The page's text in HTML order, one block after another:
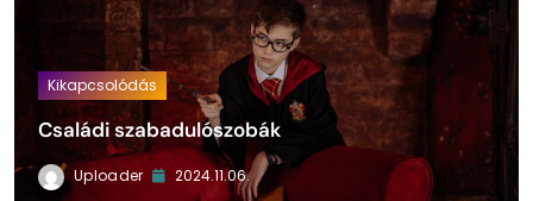
Kikapcsolódás
Családi szabadulószobák
Uploader 2024.11.06.